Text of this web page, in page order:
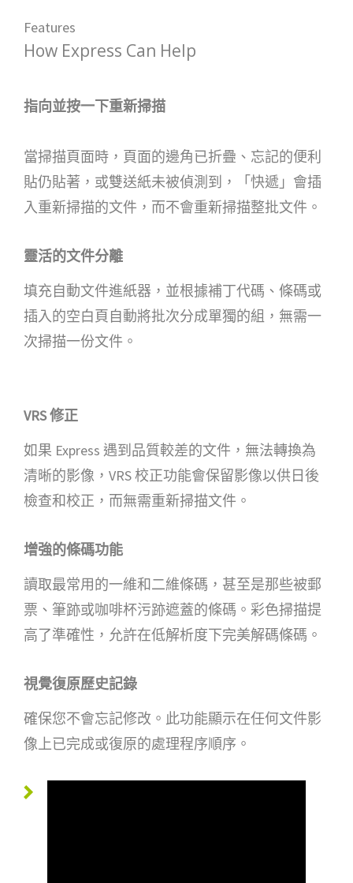
Features
How Express Can Help
指向並按一下重新掃描
當掃描頁面時，頁面的邊角已折疊、忘記的便利
貼仍貼著，或雙送紙未被偵測到，「快遞」會插
入重新掃描的文件，而不會重新掃描整批文件。
靈活的文件分離
填充自動文件進紙器，並根據補丁代碼、條碼或
插入的空白頁自動將批次分成單獨的組，無需一
次掃描一份文件。
VRS 修正
如果 Express 遇到品質較差的文件，無法轉換為
清晰的影像，VRS 校正功能會保留影像以供日後
檢查和校正，而無需重新掃描文件。
增強的條碼功能
讀取最常用的一維和二維條碼，甚至是那些被郵
票、筆跡或咖啡杯污跡遮蓋的條碼。彩色掃描提
高了準確性，允許在低解析度下完美解碼條碼。
視覺復原歷史記錄
確保您不會忘記修改。此功能顯示在任何文件影
像上已完成或復原的處理程序順序。